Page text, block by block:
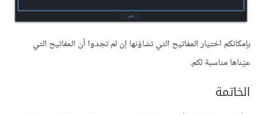
بإمكانكم اختيار المفاتيح التي تشاؤنها إن لم تجدوا أن المفاتيح التي
عيّناها مناسبة لكم.
الخاتمة